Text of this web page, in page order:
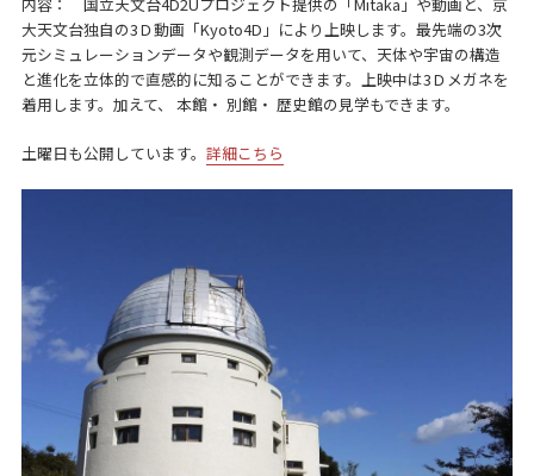
大天文台独自の3Ｄ動画「Kyoto4D」により上映します。最先端の3次
元シミュレーションデータや観測データを用いて、天体や宇宙の構造
と進化を立体的で直感的に知ることができます。上映中は3Ｄメガネを
着用します。加えて、 本館・ 別館・ 歴史館の見学もできます。
土曜日も公開しています。 詳細こちら